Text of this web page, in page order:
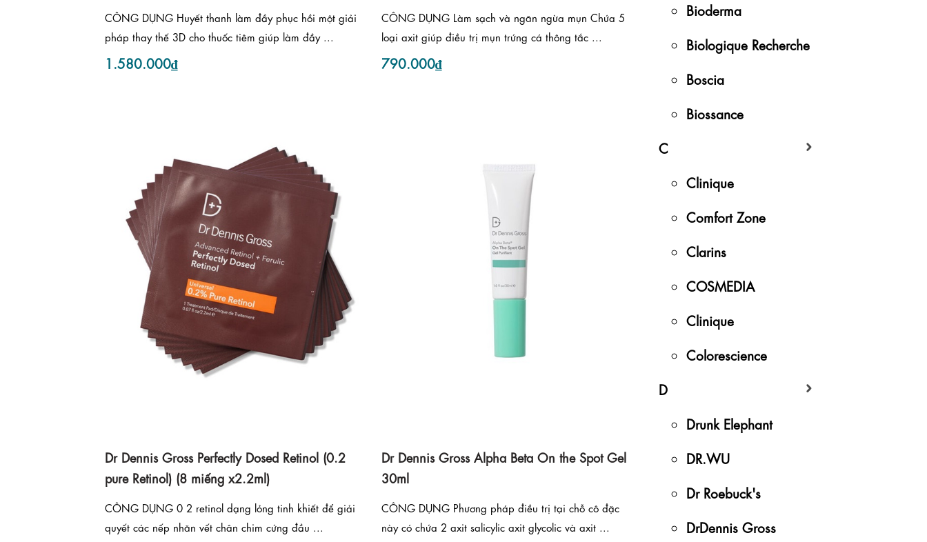
CÔNG DỤNG Huyết thanh làm đầy phục hồi một giải
pháp thay thế 3D cho thuốc tiêm giúp làm đầy ...
1.580.000₫
CÔNG DỤNG Làm sạch và ngăn ngừa mụn Chứa 5
loại axit giúp điều trị mụn trứng cá thông tắc ...
790.000₫
Dr Dennis Gross Perfectly Dosed Retinol (0.2
pure Retinol) (8 miếng x2.2ml)
CÔNG DỤNG 0 2 retinol dạng lỏng tinh khiết để giải
quyết các nếp nhăn vết chân chim cứng đầu ...
Dr Dennis Gross Alpha Beta On the Spot Gel
30ml
CÔNG DỤNG Phương pháp điều trị tại chỗ cô đặc
này có chứa 2 axit salicylic axit glycolic và axit ...
Bioderma
Biologique Recherche
Boscia
Biossance
C
Clinique
Comfort Zone
Clarins
COSMEDIA
Clinique
Colorescience
D
Drunk Elephant
DR.WU
Dr Roebuck's
DrDennis Gross